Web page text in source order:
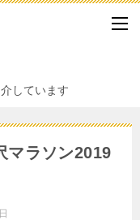
しています
マラソン2019